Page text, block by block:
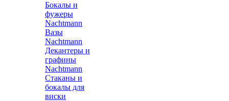
Бокалы и
фужеры
Nachtmann
Вазы
Nachtmann
Декантеры и
графины
Nachtmann
Стаканы и
бокалы для
виски